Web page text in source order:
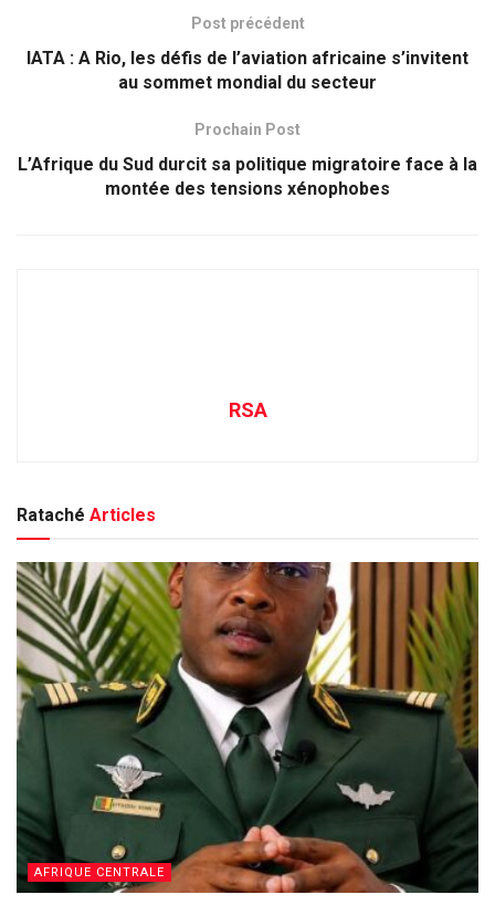
Post précédent
IATA : A Rio, les défis de l’aviation africaine s’invitent
au sommet mondial du secteur
Prochain Post
L’Afrique du Sud durcit sa politique migratoire face à la
montée des tensions xénophobes
RSA
Rataché Articles
AFRIQUE CENTRALE